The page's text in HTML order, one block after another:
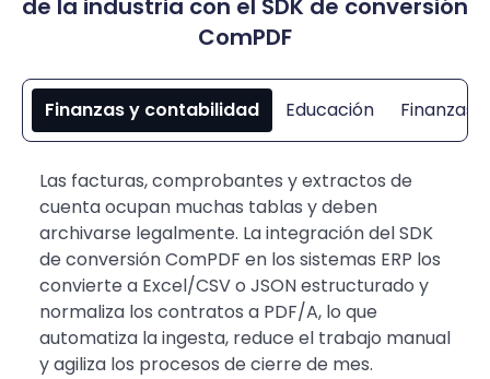
de la industria con el SDK de conversión
ComPDF
Finanzas y contabilidad Educación Finanzas
Las facturas, comprobantes y extractos de
cuenta ocupan muchas tablas y deben
archivarse legalmente. La integración del SDK
de conversión ComPDF en los sistemas ERP los
convierte a Excel/CSV o JSON estructurado y
normaliza los contratos a PDF/A, lo que
automatiza la ingesta, reduce el trabajo manual
y agiliza los procesos de cierre de mes.